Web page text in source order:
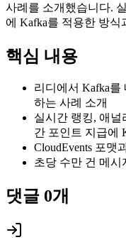
사례를 소개했습니다.
에 Kafka를 적용한 방
핵심 내용
리디에서 Kafka를
하는 사례 소개
실시간 랭킹, 애널
간 포인트 지급에
CloudEvents 포맷
초당 수만 건 메시
댓글 0개